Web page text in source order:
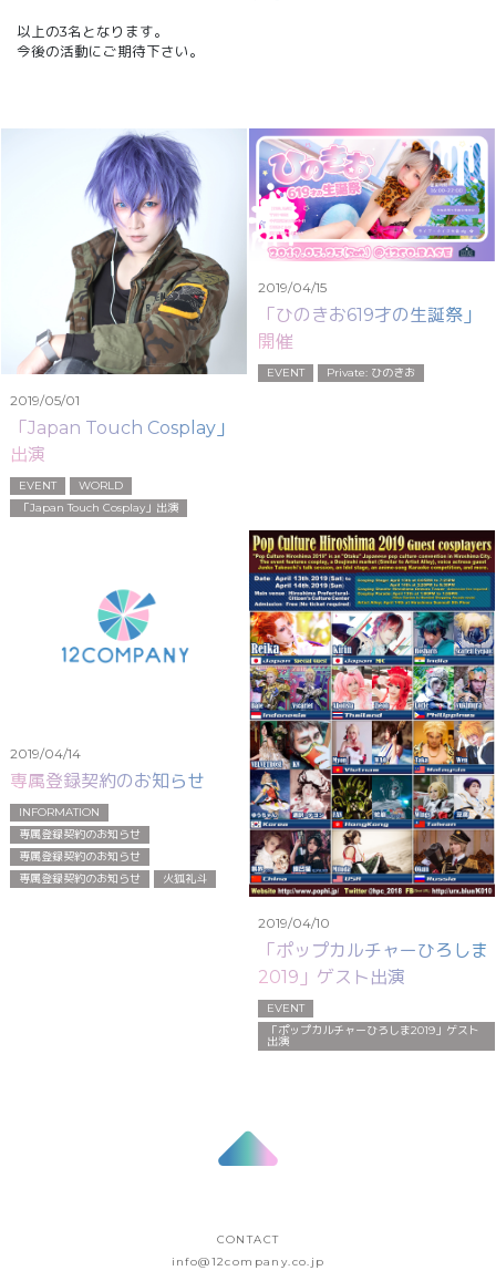
以上の3名となります。
今後の活動にご期待下さい。
2019/05/01
「Japan Touch Cosplay」
出演
EVENT
WORLD
「Japan Touch Cosplay」出演
2019/04/15
「ひのきお619才の生誕祭」
開催
EVENT Private: ひのきお
2019/04/14
専属登録契約のお知らせ
INFORMATION
専属登録契約のお知らせ
専属登録契約のお知らせ
専属登録契約のお知らせ
火狐礼斗
2019/04/10
「ポップカルチャーひろしま
2019」ゲスト出演
EVENT
「ポップカルチャーひろしま2019」ゲスト
出演
CONTACT
info@12company.co.jp